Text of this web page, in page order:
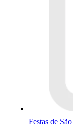
Festas de